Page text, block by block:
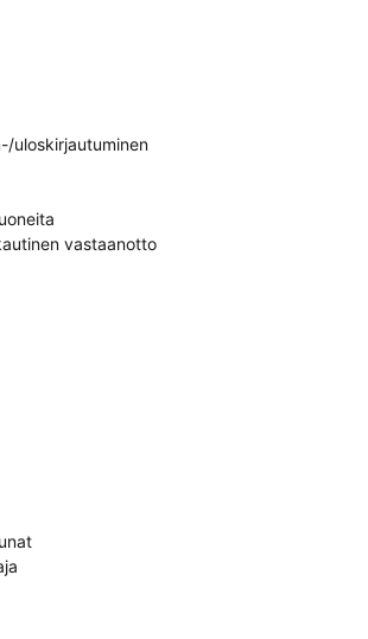
uloskirjautuminen
vastaanotto